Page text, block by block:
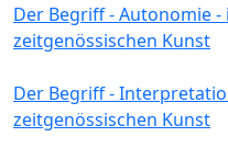
Der Begriff - Autonomie -
zeitgenössischen Kunst
Der Begriff -
zeitgenössischen Kunst